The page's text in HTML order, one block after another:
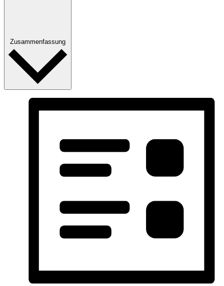
Zusammenfassung